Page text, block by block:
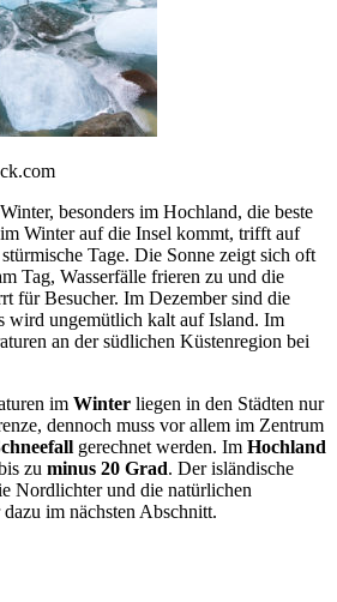
besonders im Hochland, die beste
Winter auf die Insel kommt, trifft auf
Tage. Die Sonne zeigt sich oft
Tag, Wasserfälle frieren zu und die
für Besucher. Im Dezember sind die
wird ungemütlich kalt auf Island. Im
an der südlichen Küstenregion bei
im Winter liegen in den Städten nur
dennoch muss vor allem im Zentrum
gerechnet werden. Im Hochland
zu minus 20 Grad. Der isländische
Nordlichter und die natürlichen
im nächsten Abschnitt.